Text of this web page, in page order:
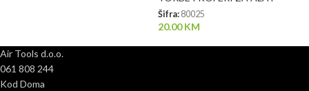
Šifra: 80025
20.00KM
Air Tools d.o.o.
061 808 244
Kod Doma